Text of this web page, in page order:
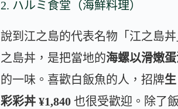
2. ハルミ食堂（海鮮料理）
說到江之島的代表名物「江之島
之島丼，是把當地的海螺以滑嫩
的一味。喜歡白飯魚的人，招牌
彩彩丼 ¥1,840 也很受歡迎。除了